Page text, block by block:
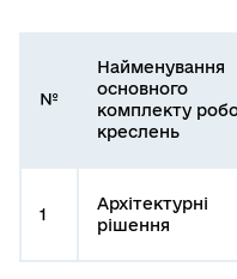
№
Найменування
основного
комплекту
креслень
1
Архітектурні
рішення